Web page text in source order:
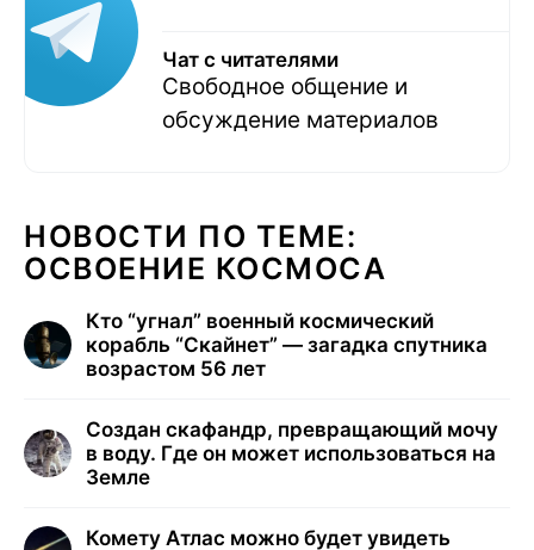
Чат с читателями
Свободное общение и
обсуждение материалов
НОВОСТИ ПО ТЕМЕ:
ОСВОЕНИЕ КОСМОСА
Кто “угнал” военный космический
корабль “Скайнет” — загадка спутника
возрастом 56 лет
Создан скафандр, превращающий мочу
в воду. Где он может использоваться на
Земле
Комету Атлас можно будет увидеть